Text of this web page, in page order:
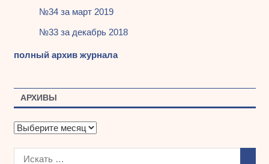
№34 за март 2019
№33 за декабрь 2018
полный архив журнала
АРХИВЫ
А
х